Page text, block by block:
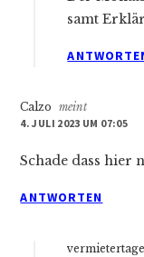
samt
Calzo
meint
4. JULI 2023 UM 07:05
Schade dass hier
ANTWORTEN